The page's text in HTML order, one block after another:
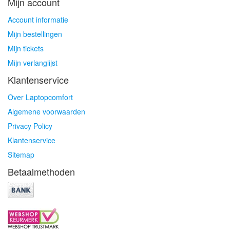
Account informatie
Mijn bestellingen
Mijn tickets
Mijn verlanglijst
Klantenservice
Over Laptopcomfort
Algemene voorwaarden
Privacy Policy
Klantenservice
Sitemap
Betaalmethoden